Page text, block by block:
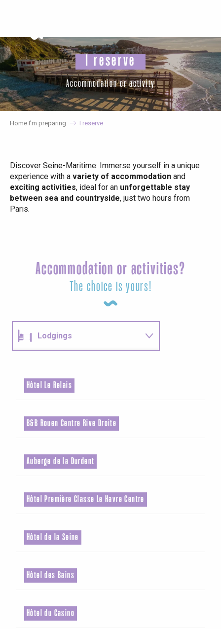
principal
I reserve
Accommodation or activity
Home I’m preparing I reserve
Discover Seine-Maritime: Immerse yourself in a unique
experience with a variety of accommodation and
exciting activities, ideal for an unforgettable stay
between sea and countryside, just two hours from
Paris.
Accommodation or activities?
The choice is yours!
Lodgings
Hôtel Le Relais
B&B Rouen Centre Rive Droite
Auberge de la Durdent
Hôtel Première Classe Le Havre Centre
Hôtel de la Seine
Hôtel des Bains
Hôtel du Casino